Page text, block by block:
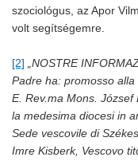
szociológus, az Apor
volt segítségemre.
[2]
„NOSTRE
Padre ha: promosso
E. Rev.ma Mons. József
la medesima diocesi in
Sede vescovile di
Imre Kisberk, Vescovo